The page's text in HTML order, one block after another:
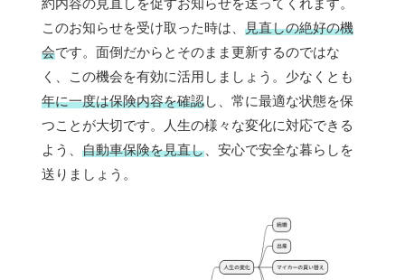
約内容の見直しを促すお知らせを送ってくれます。
このお知らせを受け取った時は、 見直しの絶好の機
会です。面倒だからとそのまま更新するのではな
く、この機会を有効に活用しましょう。少なくとも
年に一度は保険内容を確認し、常に最適な状態を保
つことが大切です。人生の様々な変化に対応できる
よう、 自動車保険を見直し 、安心で安全な暮らしを
送りましょう。